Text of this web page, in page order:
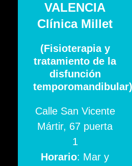
VALENCIA
Clínica Millet
(Fisioterapia y
tratamiento de la
disfunción
temporomandibular)
Calle San Vicente
Mártir, 67 puerta
1
Horario: Mar y